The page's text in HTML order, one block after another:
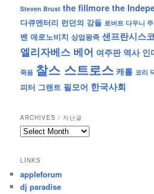
Steven Brust the fillmore the
다큐멘터리 런던의 강들 로버트 다우니
벤 애로노비치 상업왕족 샌프란시스
엘리자베스 베어 여주판 역사 인
죽음 찰스 스트로스 캐롤 코리
피터 그랜트 필모어 한국사회
ARCHIVES / 지난글
archives
난
글
LINKS
appleforum
dj paradise